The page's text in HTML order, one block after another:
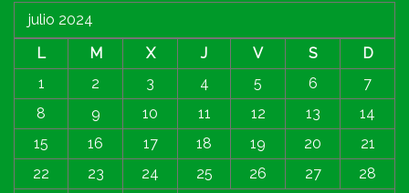
julio 2024
L
M X J V S
D
1
2 3 4 5 6
7
8
9 10 11 12 13
14
15
16 17 18 19 20
21
22
23 24 25 26 27
28